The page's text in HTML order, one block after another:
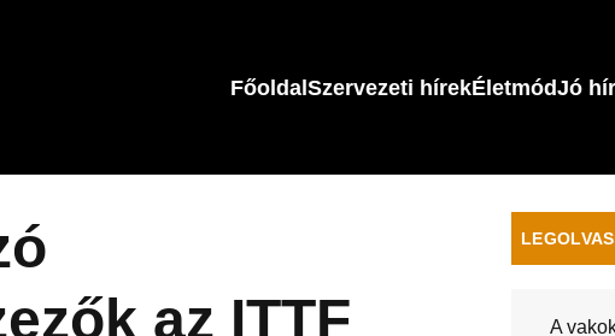
FőoldalSzervezeti hírekÉletmódJó
az ITTF
A